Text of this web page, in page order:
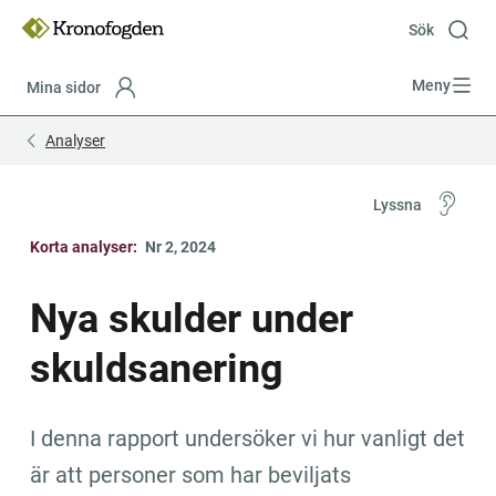
innehåll
Sök
Mina sidor Meny
Analyser
Lyssna
Korta analyser: Nr 2, 2024
Nya skulder under
skuldsanering
I denna rapport undersöker vi hur vanligt det
är att personer som har beviljats
start
end